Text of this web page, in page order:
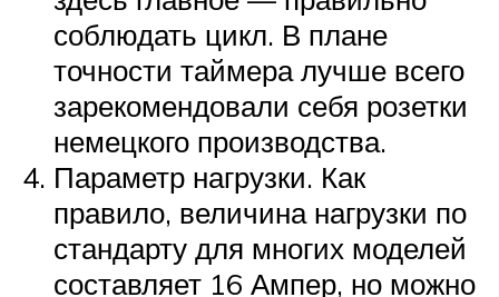
соблюдать цикл. В плане
точности таймера лучше всего
зарекомендовали себя розетки
немецкого производства.
Параметр нагрузки. Как
правило, величина нагрузки по
стандарту для многих моделей
составляет 16 Ампер, но можно